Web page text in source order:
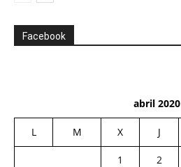
Facebook
abril 2020
L M X J
1 2